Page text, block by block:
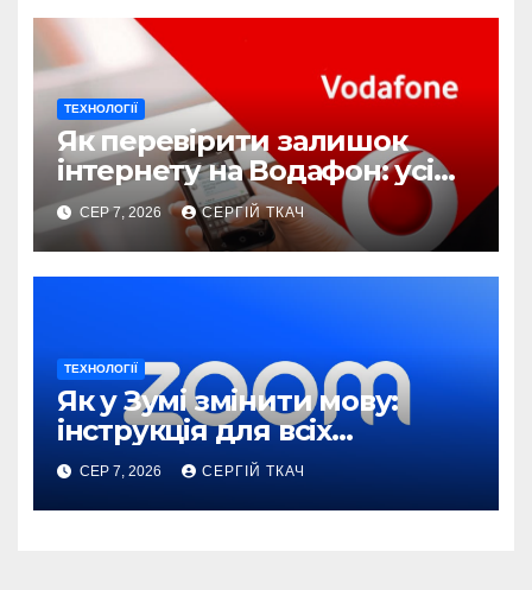
ТЕХНОЛОГІЇ
Як перевірити залишок
інтернету на Водафон: усі
способи
СЕР 7, 2026 СЕРГІЙ ТКАЧ
ТЕХНОЛОГІЇ
Як у Зумі змінити мову:
інструкція для всіх
пристроїв
СЕР 7, 2026 СЕРГІЙ ТКАЧ